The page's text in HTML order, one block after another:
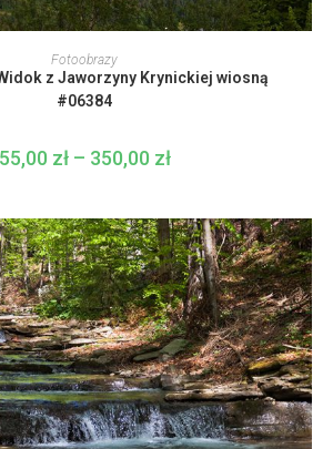
WYBIERZ OPCJE
produkt
ma
wiele
wariantów.
wybrać
na
Fotoobrazy
z Jaworzyny Krynickiej wiosną
#06384
55,00 zł – 350,00 złZakres
cen:
do
350,00 zł